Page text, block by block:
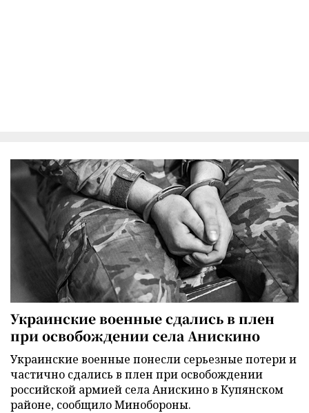
Украинские военные сдались в плен
при освобождении села Анискино
Украинские военные понесли серьезные потери и
частично сдались в плен при освобождении
российской армией села Анискино в Купянском
районе, сообщило Минобороны.